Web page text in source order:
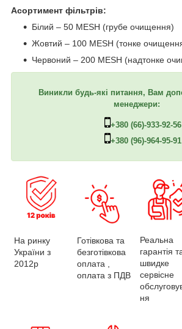
Асортимент фільтрів:
Білий – 50 MESH (грубе очищення)
Жовтий – 100 MESH (тонке
Червоний – 200 MESH (надтонке
Виникли будь-які питання, Вам
менеджери:
+380 (66)-933-92-56
+380 (96)-964-95-91
На ринку
України з
2012р
Готівкова та
безготівкова
оплата ,
оплата з ПДВ
Реальна
гарантія
швидке
сервісне
ня